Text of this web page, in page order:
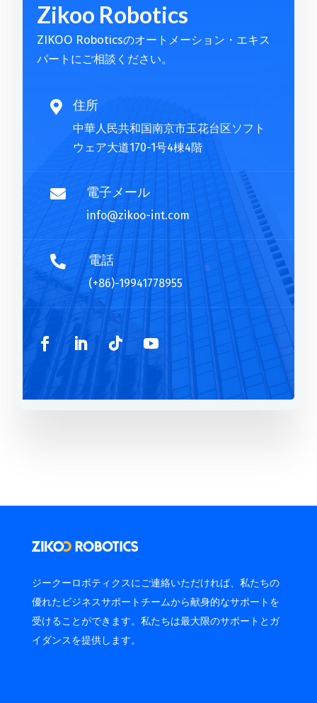
e
r
n
a
Zikoo Robotics
ZIKOO Roboticsのオートメーション・エキス
パートにご相談ください。
 住所
中華人民共和国南京市玉花台区ソフト
ウェア大道170-1号4棟4階
 電子メール
info@zikoo-int.com
 電話
(+86)-19941778955
ジークーロボティクスにご連絡いただければ、私たちの
優れたビジネスサポートチームから献身的なサポートを
受けることができます。私たちは最大限のサポートとガ
イダンスを提供します。